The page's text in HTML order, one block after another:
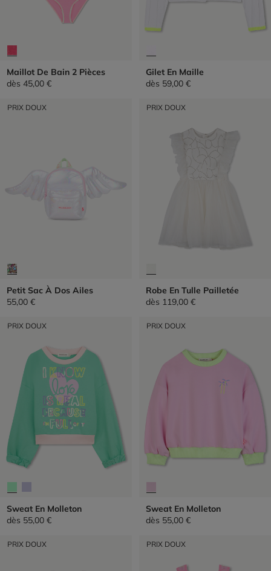
Maillot De Bain 2 Pièces
dès 45,00 €
Gilet En Maille
dès 59,00 €
PRIX DOUX
Petit Sac À Dos Ailes
55,00 €
PRIX DOUX
Robe En Tulle Pailletée
dès 119,00 €
PRIX DOUX
Sweat En Molleton
dès 55,00 €
PRIX DOUX
Sweat En Molleton
dès 55,00 €
PRIX DOUX PRIX DOUX